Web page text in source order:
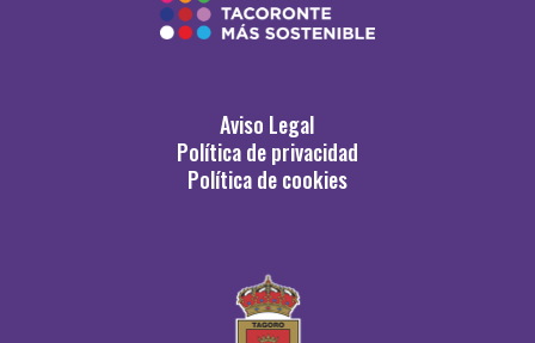
Aviso Legal
Política de privacidad
Política de cookies